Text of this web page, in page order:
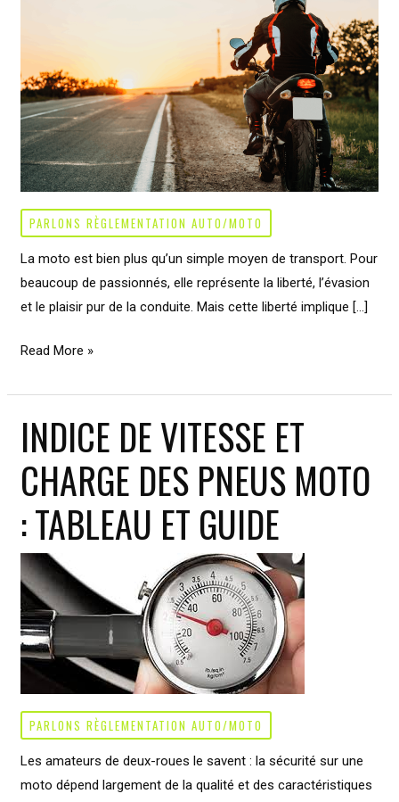
PARLONS RÈGLEMENTATION AUTO/MOTO
La moto est bien plus qu’un simple moyen de transport. Pour
beaucoup de passionnés, elle représente la liberté, l’évasion
et le plaisir pur de la conduite. Mais cette liberté implique […]
Assurance
roues
indispensable
pour
rouler
l’esprit
libre
Read More »
INDICE DE VITESSE ET
CHARGE DES PNEUS MOTO
: TABLEAU ET GUIDE
PARLONS RÈGLEMENTATION AUTO/MOTO
Les amateurs de deux-roues le savent : la sécurité sur une
moto dépend largement de la qualité et des caractéristiques